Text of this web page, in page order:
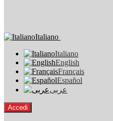
Italiano
Italiano
English
Français
Español
عربى
Accedi